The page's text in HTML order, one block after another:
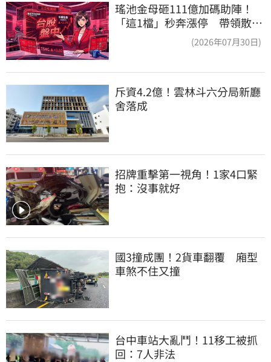
瑤池金母砸111億加碼助陣！
「這1檔」秒奔漲停 帶領散熱
(2026年07月30日)
斥資4.2億！雲林斗六分局新廳
舍落成
招牌重擊第一視角！1家4口緊
抱：沒事就好
國3撞成團！2貨車翻覆　廂型
車煞不住又撞
台中車站大亂鬥！11移工被抓
回：7人非法